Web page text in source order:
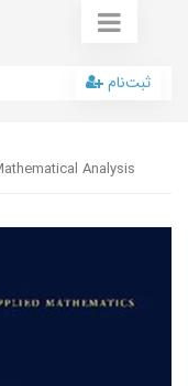
ثبت‌نام
Analysis